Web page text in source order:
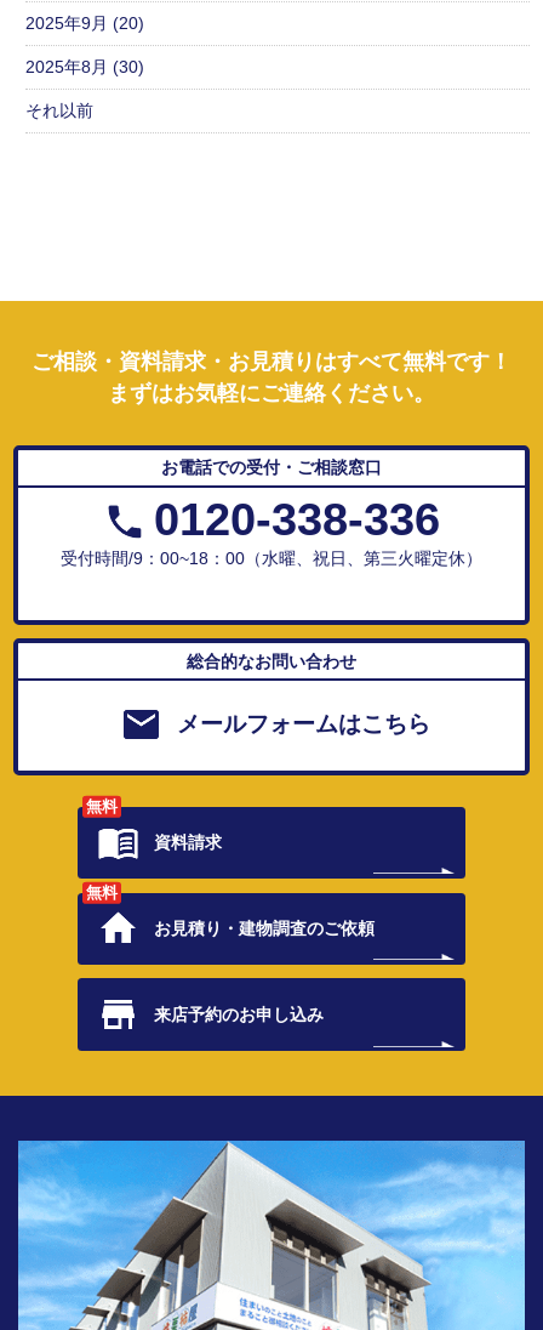
2025年9月 (20)
2025年8月 (30)
それ以前
ご相談・資料請求・お見積りはすべて無料です！
まずはお気軽にご連絡ください。
お電話での受付・ご相談窓口
0120-338-336
受付時間/9：00~18：00（水曜、祝日、第三火曜定休）
総合的なお問い合わせ
メールフォームはこちら
無料
資料請求
無料
お見積り・建物調査のご依頼
来店予約のお申し込み